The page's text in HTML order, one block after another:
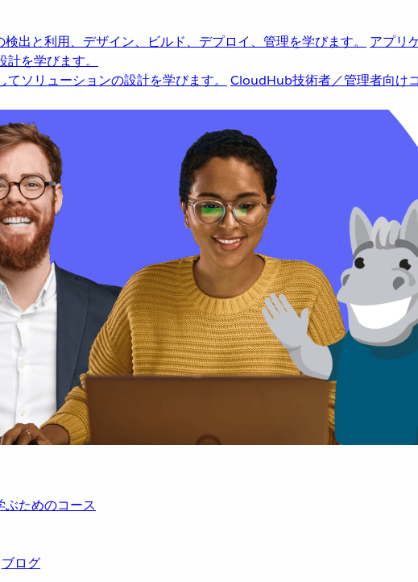
出と利用、デザイン、ビルド、デプロイ、管理を学びます。 アプリ
を学びます。
ソリューションの設計を学びます。 CloudHub技術者／管理者向け
ためのコース
ブログ